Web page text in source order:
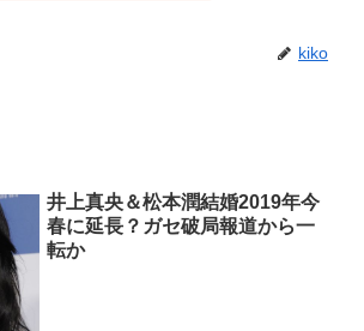
kiko
井上真央＆松本潤結婚2019年今
春に延長？ガセ破局報道から一
転か